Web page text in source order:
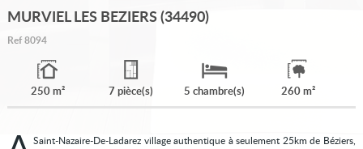
MURVIEL LES BEZIERS (34490)
Ref8094
250 m² 7 pièce(s) 5 chambre(s) 260 m²
Saint-Nazaire-De-Ladarez village authentique à seulement 25km de Béziers,